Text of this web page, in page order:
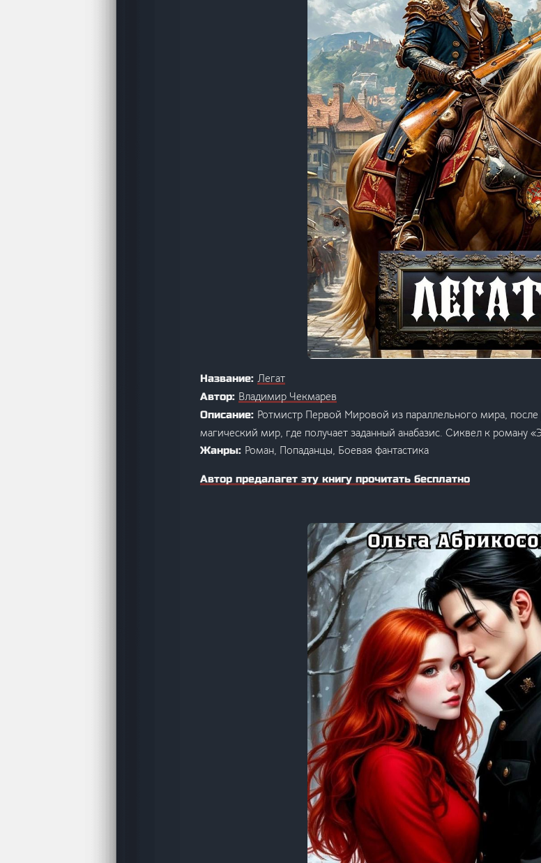
Название: Легат
Автор: Владимир Чекмарев
Описание: Ротмистр Первой Мировой из параллельного мира,
магический мир, где получает заданный анабазис. Сиквел к роману
Жанры: Роман, Попаданцы, Боевая фантастика
Автор предалагет эту книгу прочитать бесплатно